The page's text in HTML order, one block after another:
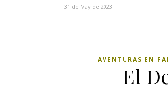
31 de May de 2023
AVENTURAS EN
El